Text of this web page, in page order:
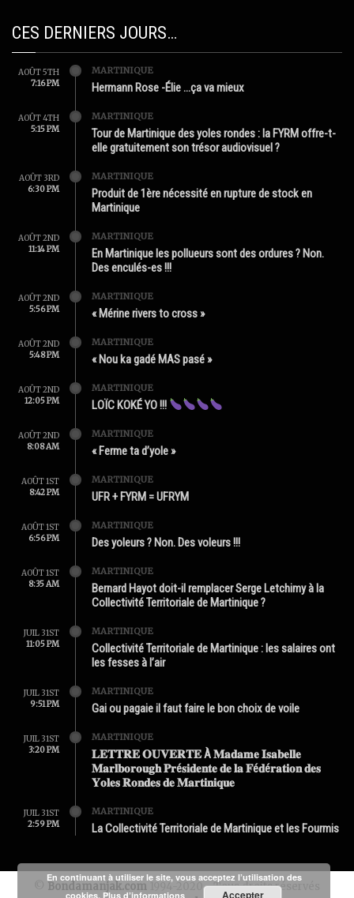
CES DERNIERS JOURS…
AOÛT 5TH
7:16 PM
MARTINIQUE
Hermann Rose -Élie …ça va mieux
AOÛT 4TH
5:15 PM
MARTINIQUE
Tour de Martinique des yoles rondes : la FYRM offre-t-
elle gratuitement son trésor audiovisuel ?
AOÛT 3RD
6:30 PM
MARTINIQUE
Produit de 1ère nécessité en rupture de stock en
Martinique
AOÛT 2ND
11:14 PM
MARTINIQUE
En Martinique les pollueurs sont des ordures ? Non.
Des enculés-es !!!
AOÛT 2ND
5:56 PM
MARTINIQUE
« Mérine rivers to cross »
AOÛT 2ND
5:48 PM
MARTINIQUE
« Nou ka gadé MAS pasé »
AOÛT 2ND
12:05 PM
MARTINIQUE
LOÏC KOKÉ YO !!!
AOÛT 2ND
8:08 AM
MARTINIQUE
« Ferme ta d’yole »
AOÛT 1ST
8:42 PM
MARTINIQUE
UFR + FYRM = UFRYM
AOÛT 1ST
6:56 PM
MARTINIQUE
Des yoleurs ? Non. Des voleurs !!!
AOÛT 1ST
8:35 AM
MARTINIQUE
Bernard Hayot doit-il remplacer Serge Letchimy à la
Collectivité Territoriale de Martinique ?
JUIL 31ST
11:05 PM
MARTINIQUE
Collectivité Territoriale de Martinique : les salaires ont
les fesses à l’air
JUIL 31ST
9:51 PM
MARTINIQUE
Gai ou pagaie il faut faire le bon choix de voile
JUIL 31ST
3:20 PM
MARTINIQUE
𝐋𝐄𝐓𝐓𝐑𝐄 𝐎𝐔𝐕𝐄𝐑𝐓𝐄 À 𝐌𝐚𝐝𝐚𝐦𝐞 𝐈𝐬𝐚𝐛𝐞𝐥𝐥𝐞
𝐌𝐚𝐫𝐥𝐛𝐨𝐫𝐨𝐮𝐠𝐡 𝐏𝐫é𝐬𝐢𝐝𝐞𝐧𝐭𝐞 𝐝𝐞 𝐥𝐚 𝐅é𝐝é𝐫𝐚𝐭𝐢𝐨𝐧 𝐝𝐞𝐬
𝐘𝐨𝐥𝐞𝐬 𝐑𝐨𝐧𝐝𝐞𝐬 𝐝𝐞 𝐌𝐚𝐫𝐭𝐢𝐧𝐢𝐪𝐮𝐞
JUIL 31ST
2:59 PM
MARTINIQUE
La Collectivité Territoriale de Martinique et les Fourmis
Bondamanjak.com 1994-2020 - Tous droits réservés
En continuant à utiliser le site, vous acceptez l’utilisation des
cookies. Plus d’informations Accepter